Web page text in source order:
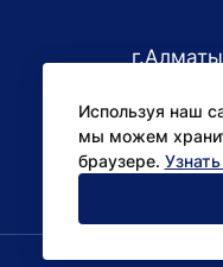
Используя наш
мы можем
браузере.